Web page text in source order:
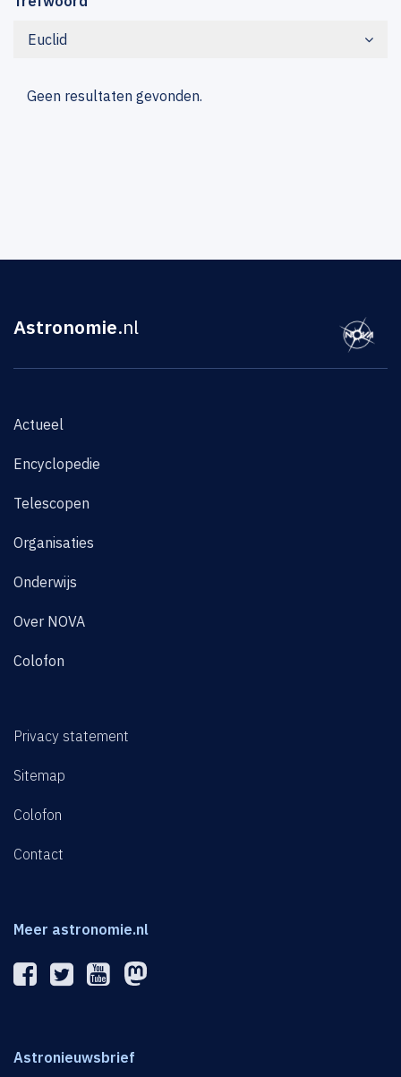
Euclid
Geen resultaten gevonden.
Astronomie.nl
Actueel
Encyclopedie
Telescopen
Organisaties
Onderwijs
Over NOVA
Colofon
Privacy statement
Sitemap
Colofon
Contact
Meer astronomie.nl
Astronieuwsbrief